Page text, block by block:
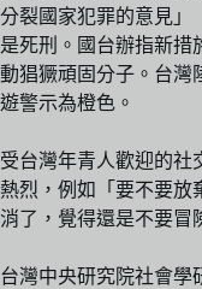
分裂國家犯罪的意見」
是死刑。國台辦指新措
動猖獗頑固分子。台灣
遊警示為橙色。
受台灣年青人歡迎的社
熱烈，例如「要不要放
消了，覺得還是不要冒
台灣中央研究院社會學